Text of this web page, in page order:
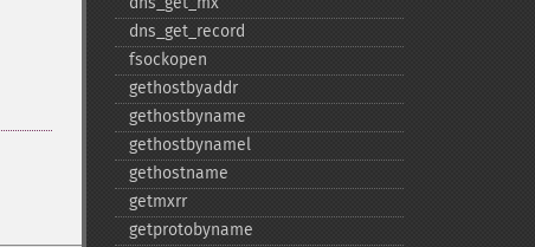
dns_​get_​record
fsockopen
gethostbyaddr
gethostbyname
gethostbynamel
gethostname
getmxrr
getprotobyname